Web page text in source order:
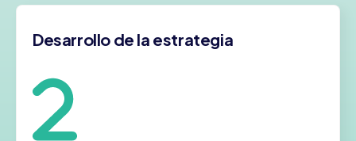
Desarrollo de la estrategia